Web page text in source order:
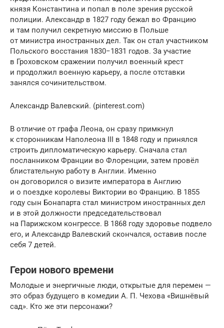
князя Константина и попал в поле зрения русской
полиции. Александр в 1827 году бежал во Францию
и там получил секретную миссию в Польше
от министра иностранных дел. Так он стал участником
Польского восстания 1830−1831 годов. За участие
в Гроховском сражении получил военный крест
и продолжил военную карьеру, а после отставки
занялся сочинительством.
Александр Валевский. (pinterest.com)
В отличие от графа Леона, он сразу примкнул
к сторонникам Наполеона III в 1848 году и принялся
строить дипломатическую карьеру. Сначала стал
посланником Франции во Флоренции, затем провёл
блистательную работу в Англии. Именно
он договорился о визите императора в Англию
и о поездке королевы Виктории во Францию. В 1855
году сын Бонапарта стал министром иностранных дел
и в этой должности председательствовал
на Парижском конгрессе. В 1868 году здоровье подвело
его, и Александр Валевский скончался, оставив после
себя 7 детей.
Герои нового времени
Молодые и энергичные люди, открытые для перемен —
это образ будущего в комедии А. П. Чехова «Вишнёвый
сад». Кто же эти персонажи?